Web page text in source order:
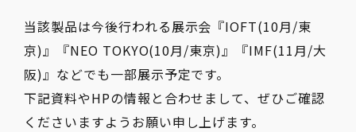
当該製品は今後行われる展示会『IOFT(10月/東
京)』『NEO TOKYO(10月/東京)』『IMF(11月/大
阪)』などでも一部展示予定です。
下記資料やHPの情報と合わせまして、ぜひご確認
くださいますようお願い申し上げます。